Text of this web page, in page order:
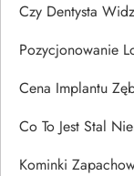
Czy Dentysta
Pozycjonowanie
Cena Implantu
Co To Jest Stal
Kominki